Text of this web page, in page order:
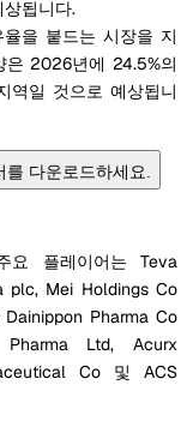
됩니다.
을 붙드는 시장을 지
은 2026년에 24.5%의
역일 것으로 예상됩니
다운로드하세요.
요 플레이어는 Teva
plc, Mei Holdings Co
Pharma Co
Ltd, Acurx
Co 및 ACS